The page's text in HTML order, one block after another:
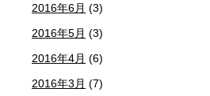
2016年6月 (3)
2016年5月 (3)
2016年4月 (6)
2016年3月 (7)